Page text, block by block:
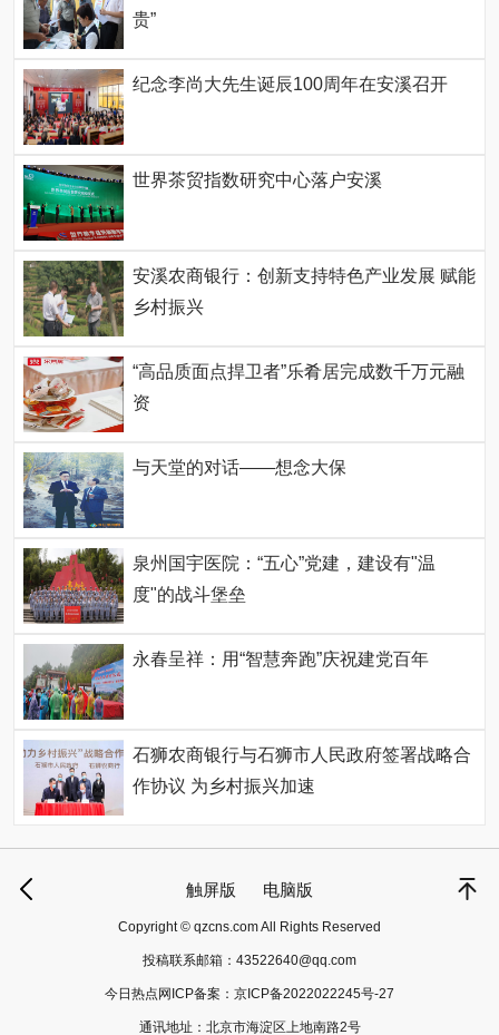
贵”
纪念李尚大先生诞辰100周年在安溪召开
世界茶贸指数研究中心落户安溪
安溪农商银行：创新支持特色产业发展 赋能
乡村振兴
“高品质面点捍卫者”乐肴居完成数千万元融
资
与天堂的对话——想念大保
泉州国宇医院：“五心”党建，建设有"温
度"的战斗堡垒
永春呈祥：用“智慧奔跑”庆祝建党百年
石狮农商银行与石狮市人民政府签署战略合
作协议 为乡村振兴加速
触屏版 电脑版
Copyright © qzcns.com All Rights Reserved
投稿联系邮箱： 43522640@qq.com
今日热点网ICP备案： 京ICP备2022022245号-27
通讯地址：北京市海淀区上地南路2号